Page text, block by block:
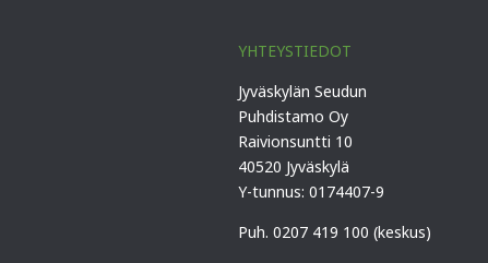
YHTEYSTIEDOT
Jyväskylän Seudun
Puhdistamo Oy
Raivionsuntti 10
40520 Jyväskylä
Y-tunnus: 0174407-9
Puh. 0207 419 100 (keskus)